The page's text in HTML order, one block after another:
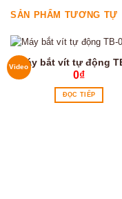
SẢN PHẨM TƯƠNG TỰ
VideoMáy bắt vít tự động
0₫
ĐỌC TIẾP